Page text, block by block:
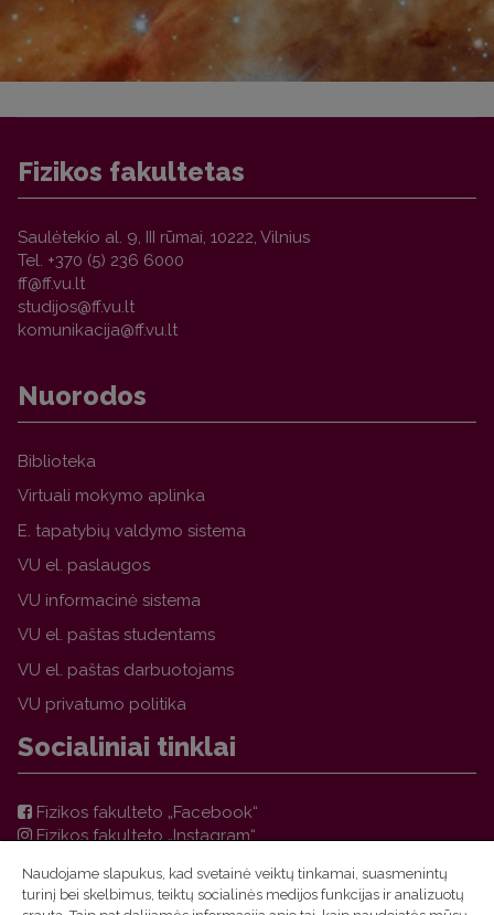
Fizikos fakultetas
Saulėtekio al. 9, III rūmai, 10222, Vilnius
Tel. +370 (5) 236 6000
Nuorodos
Biblioteka
Virtuali mokymo aplinka
E. tapatybių valdymo sistema
VU el. paslaugos
VU informacinė sistema
VU el. paštas studentams
VU el. paštas darbuotojams
VU privatumo politika
Socialiniai tinklai
Fizikos fakulteto „Facebook“
Fizikos fakulteto „Instagram“
VU FF TFAI Molėtų astronomijos observatorijos
„Facebook“
Naudojame slapukus, kad svetainė veiktų tinkamai, suasmenintų
turinį bei skelbimus, teiktų socialinės medijos funkcijas ir analizuotų